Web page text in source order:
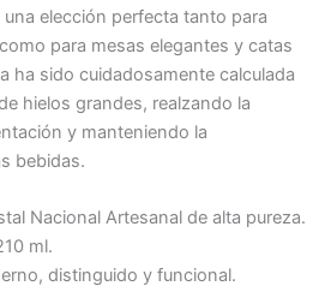
elección perfecta tanto para
como para mesas elegantes y catas
ha sido cuidadosamente calculada
hielos grandes, realzando la
y manteniendo la
bebidas.
Nacional Artesanal de alta pureza.
ml.
distinguido y funcional.